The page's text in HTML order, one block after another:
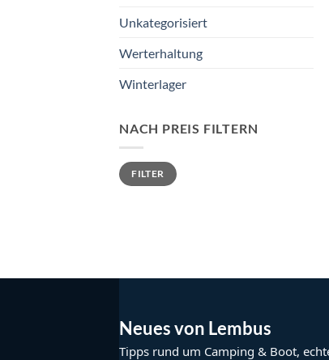
Unkategorisiert
Werterhaltung
Winterlager
NACH PREIS FILTERN
Min.
Preis
Max.
PreisFILTER
Neues von Lembus
Tipps rund um Camping & Boot,